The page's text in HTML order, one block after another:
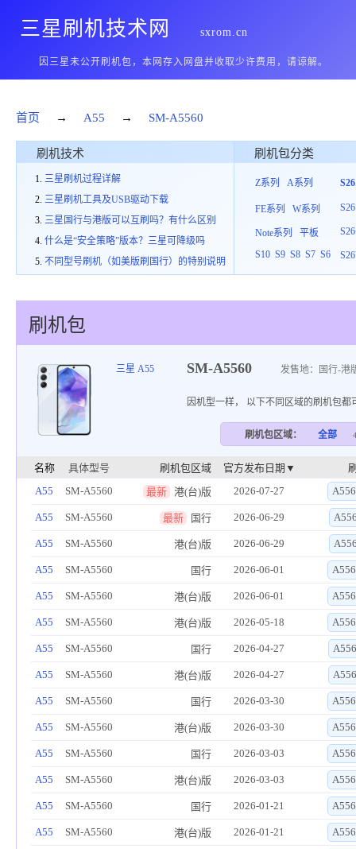
三星刷机技术网 sxrom.cn
因三星未公开刷机包，本网存入网盘并收取少许费用，请谅解。
首页 → A55 → SM-A5560
刷机技术
三星刷机过程详解
三星刷机工具及USB驱动下载
三星国行与港版可以互刷吗？有什么区别
什么是“安全策略”版本？三星可降级吗
不同型号刷机（如美版刷国行）的特别说明
刷机包分类
Z系列 A系列
FE系列 W系列
Note系列
平板
S10 S9 S8 S7 S6
S26
刷机包
三星 A55 SM-A5560 发售地：国行-港
因机型一样， 以下不同区域的刷机包
刷机包区域： 全部
名称 具体型号 刷机包区域 官方发布日期▼
A55
SM-A5560 最新 港(台)版 2026-07-27
A55 SM-A5560 最新 国行 2026-06-29
A55 SM-A5560 港(台)版 2026-06-29
A55 SM-A5560 国行 2026-06-01
A55 SM-A5560 港(台)版 2026-06-01
A55 SM-A5560 港(台)版 2026-05-18
A55 SM-A5560 国行 2026-04-27
A55 SM-A5560 港(台)版 2026-04-27
A55 SM-A5560 国行 2026-03-30
A55 SM-A5560 港(台)版 2026-03-30
A55 SM-A5560 国行 2026-03-03
A55 SM-A5560 港(台)版 2026-03-03
A55 SM-A5560 国行 2026-01-21
A55 SM-A5560 港(台)版 2026-01-21